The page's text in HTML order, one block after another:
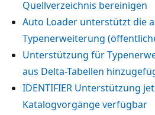
Quellverzeichnis bereinigen
Auto Loader unterstützt die
Typenerweiterung
Unterstützung für
aus Delta-Tabellen
IDENTIFIER Unterstützung
Katalogvorgänge verfügbar